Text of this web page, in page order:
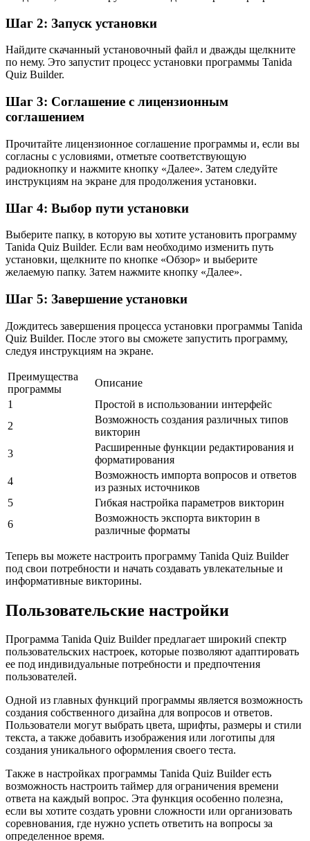
Шаг 2: Запуск установки
Найдите скачанный установочный файл и дважды щелкните
по нему. Это запустит процесс установки программы Tanida
Quiz Builder.
Шаг 3: Соглашение с лицензионным
соглашением
Прочитайте лицензионное соглашение программы и, если вы
согласны с условиями, отметьте соответствующую
радиокнопку и нажмите кнопку «Далее». Затем следуйте
инструкциям на экране для продолжения установки.
Шаг 4: Выбор пути установки
Выберите папку, в которую вы хотите установить программу
Tanida Quiz Builder. Если вам необходимо изменить путь
установки, щелкните по кнопке «Обзор» и выберите
желаемую папку. Затем нажмите кнопку «Далее».
Шаг 5: Завершение установки
Дождитесь завершения процесса установки программы Tanida
Quiz Builder. После этого вы сможете запустить программу,
следуя инструкциям на экране.
Преимущества
программы
Описание
1
Простой в использовании интерфейс
2
Возможность создания различных типов
викторин
3
Расширенные функции редактирования и
форматирования
4
Возможность импорта вопросов и ответов
из разных источников
5
Гибкая настройка параметров викторин
6
Возможность экспорта викторин в
различные форматы
Теперь вы можете настроить программу Tanida Quiz Builder
под свои потребности и начать создавать увлекательные и
информативные викторины.
Пользовательские настройки
Программа Tanida Quiz Builder предлагает широкий спектр
пользовательских настроек, которые позволяют адаптировать
ее под индивидуальные потребности и предпочтения
пользователей.
Одной из главных функций программы является возможность
создания собственного дизайна для вопросов и ответов.
Пользователи могут выбрать цвета, шрифты, размеры и стили
текста, а также добавить изображения или логотипы для
создания уникального оформления своего теста.
Также в настройках программы Tanida Quiz Builder есть
возможность настроить таймер для ограничения времени
ответа на каждый вопрос. Эта функция особенно полезна,
если вы хотите создать уровни сложности или организовать
соревнования, где нужно успеть ответить на вопросы за
определенное время.